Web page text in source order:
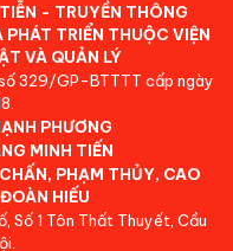
- TRUYỀN THÔNG
TRIỂN THUỘC VIỆN
VÀ QUẢN LÝ
329/GP-BTTTT cấp ngày
PHƯƠNG
MINH TIẾN
PHẠM THỦY, CAO
HIẾU
Số 1 Tôn Thất Thuyết, Cầu